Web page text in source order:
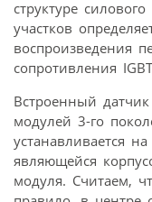
структуре
участков
воспроизведения
сопротивления
Встроенный
модулей 3-го
устанавливается
являющейся
модуля. Считаем,